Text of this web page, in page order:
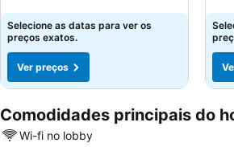
Ver preços
Selecione as datas para ver os
preços exatos.
Ver preços
Ver
Comodidades principais do
Wi-fi no lobby